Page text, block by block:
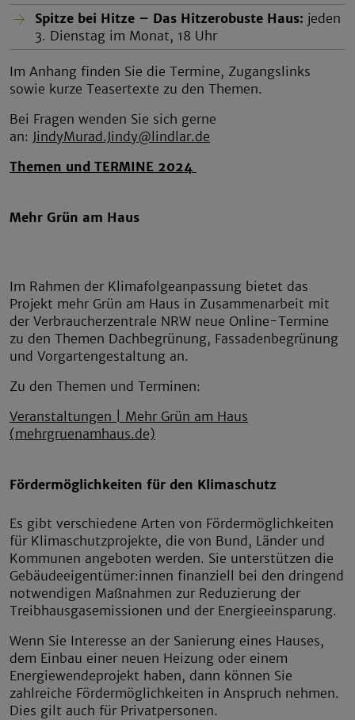
Spitze bei Hitze – Das Hitzerobuste Haus: jeden
3. Dienstag im Monat, 18 Uhr
Im Anhang finden Sie die Termine, Zugangslinks
sowie kurze Teasertexte zu den Themen.
Bei Fragen wenden Sie sich gerne
an: JindyMurad.Jindy@lindlar.de
Themen und TERMINE 2024
Mehr Grün am Haus
Im Rahmen der Klimafolgeanpassung bietet das
Projekt mehr Grün am Haus in Zusammenarbeit mit
der Verbraucherzentrale NRW neue Online-Termine
zu den Themen Dachbegrünung, Fassadenbegrünung
und Vorgartengestaltung an.
Zu den Themen und Terminen:
Veranstaltungen | Mehr Grün am Haus
(mehrgruenamhaus.de)
Fördermöglichkeiten für den Klimaschutz
Es gibt verschiedene Arten von Fördermöglichkeiten
für Klimaschutzprojekte, die von Bund, Länder und
Kommunen angeboten werden. Sie unterstützen die
Gebäudeeigentümer:innen finanziell bei den dringend
notwendigen Maßnahmen zur Reduzierung der
Treibhausgasemissionen und der Energieeinsparung.
Wenn Sie Interesse an der Sanierung eines Hauses,
dem Einbau einer neuen Heizung oder einem
Energiewendeprojekt haben, dann können Sie
zahlreiche Fördermöglichkeiten in Anspruch nehmen.
Dies gilt auch für Privatpersonen.